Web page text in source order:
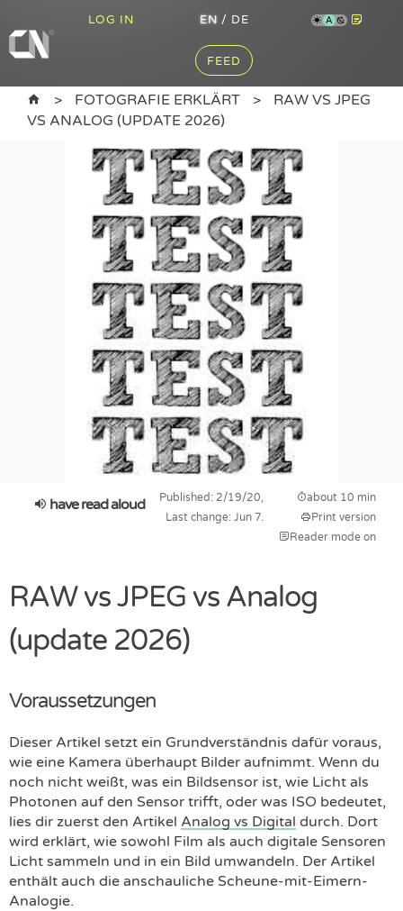
FEED
LOG IN EN / DE A
FOTOGRAFIE ERKLÄRT
RAW VS JPEG
VS ANALOG (UPDATE 2026)
have read aloud
Published: 2/19/20,
Last change: Jun 7.
about 10 min
Print version
Reader mode on
RAW vs JPEG vs Analog
(update 2026)
Voraussetzungen
Dieser Artikel setzt ein Grundverständnis dafür voraus,
wie eine Kamera überhaupt Bilder aufnimmt. Wenn du
noch nicht weißt, was ein Bildsensor ist, wie Licht als
Photonen auf den Sensor trifft, oder was ISO bedeutet,
lies dir zuerst den Artikel Analog vs Digital durch. Dort
wird erklärt, wie sowohl Film als auch digitale Sensoren
Licht sammeln und in ein Bild umwandeln. Der Artikel
enthält auch die anschauliche Scheune-mit-Eimern-
Analogie.